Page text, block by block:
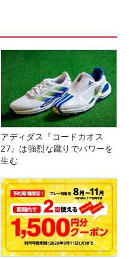
アディダス『コードカオス
27』は強烈な蹴りでパワーを
生む